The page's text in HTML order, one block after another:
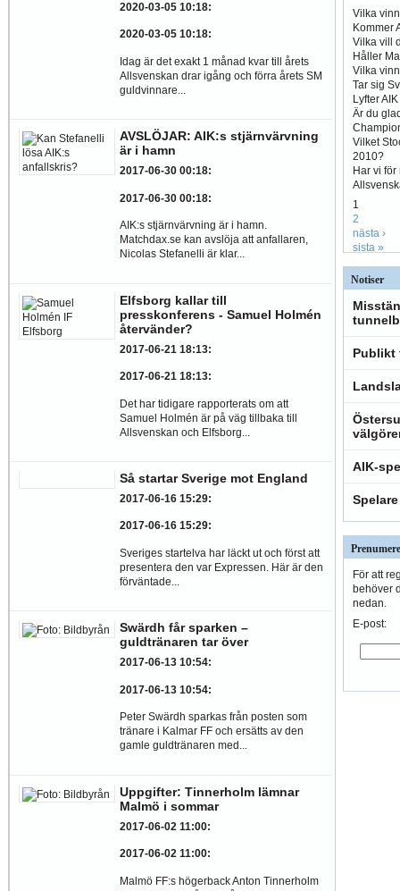
2020-03-05 10:18:
2020-03-05 10:18:
Idag är det exakt 1 månad kvar till årets
Allsvenskan drar igång och förra årets SM
guldvinnare...
AVSLÖJAR: AIK:s stjärnvärvning
är i hamn
2017-06-30 00:18:
2017-06-30 00:18:
AIK:s stjärnvärvning är i hamn.
Matchdax.se kan avslöja att anfallaren,
Nicolas Stefanelli är klar...
Elfsborg kallar till
presskonferens - Samuel Holmén
återvänder?
2017-06-21 18:13:
2017-06-21 18:13:
Det har tidigare rapporterats om att
Samuel Holmén är på väg tillbaka till
Allsvenskan och Elfsborg...
Så startar Sverige mot England
2017-06-16 15:29:
2017-06-16 15:29:
Sveriges startelva har läckt ut och först att
presentera den var Expressen. Här är den
förväntade...
Swärdh får sparken –
guldtränaren tar över
2017-06-13 10:54:
2017-06-13 10:54:
Peter Swärdh sparkas från posten som
tränare i Kalmar FF och ersätts av den
gamle guldtränaren med...
Uppgifter: Tinnerholm lämnar
Malmö i sommar
2017-06-02 11:00:
2017-06-02 11:00:
Malmö FF:s högerback Anton Tinnerholm
Vilka
Kommer
Vilka vill
Håller
Vilka
Tar sig
Lyfter
Är du
Vilket
2010?
Har vi
1
2
nästa ›
sista »
Notiser
Publikt
AIK-
För att
behöver
nedan.
E-post: